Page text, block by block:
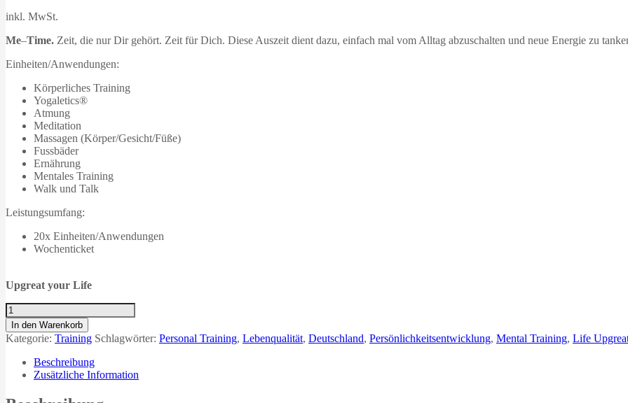
inkl. MwSt.
Me–Time. Zeit, die nur Dir gehört. Zeit für Dich. Diese Auszeit dient dazu, einfach mal vom Alltag abzuschalten und neue Energie zu
Einheiten/Anwendungen:
Körperliches Training
Yogaletics®
Atmung
Meditation
Massagen (Körper/Gesicht/Füße)
Fussbäder
Ernährung
Mentales Training
Walk und Talk
Leistungsumfang:
20x Einheiten/Anwendungen
Wochenticket
Upgreat your Life
Life
Upgreater®
-
Me
Time
Menge
In den Warenkorb
Kategorie: Training Schlagwörter: Personal Training, Lebenqualität, Deutschland, Persönlichkeitsentwicklung, Mental Training, Life
Beschreibung
Zusätzliche Information